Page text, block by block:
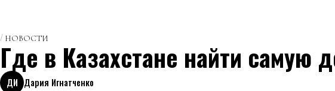
НОВОСТИ
Где в Казахстане найти самую
ДИ Дария Игнатченко